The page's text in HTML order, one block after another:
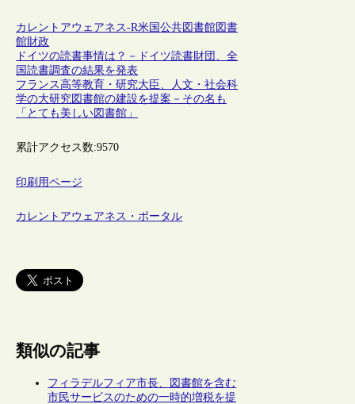
カレントアウェアネス-R米国公共図書館図書
館財政
ドイツの読書事情は？－ドイツ読書財団、全
国読書調査の結果を発表
フランス高等教育・研究大臣、人文・社会科
学の大研究図書館の建設を提案－その名も
「とても美しい図書館」
累計アクセス数:9570
印刷用ページ
カレントアウェアネス・ポータル
類似の記事
フィラデルフィア市長、図書館を含む
市民サービスのための一時的増税を提